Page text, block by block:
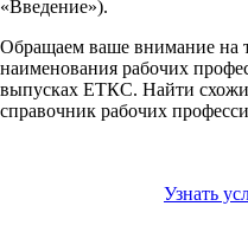
«Введение»).
Обращаем ваше внимание на
наименования рабочих
выпусках ЕТКС. Найти
справочник рабочих
Узнать